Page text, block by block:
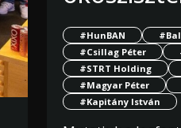
#HunBAN
#Csillag Péter
#STRT Holding
#Magyar Péter
#Kapitány István